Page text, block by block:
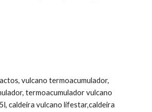
vulcano termoacumulador,
termoacumulador vulcano
caldeira vulcano lifestar,caldeira